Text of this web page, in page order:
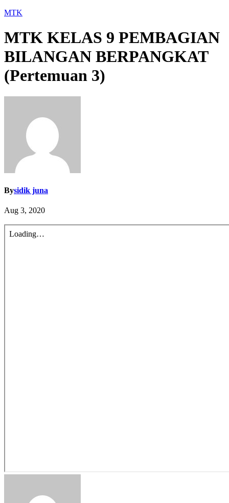
MTK
MTK KELAS 9 PEMBAGIAN
BILANGAN BERPANGKAT
(Pertemuan 3)
Bysidik juna
Aug 3, 2020